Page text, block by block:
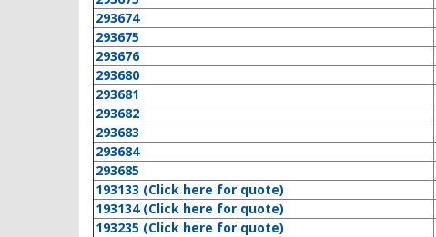
293674
293675
293676
293680
293681
293682
293683
293684
293685
193133 (Click here for quote)
193134 (Click here for quote)
193235 (Click here for quote)